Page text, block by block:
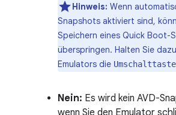
Hinweis: Wenn
Snapshots aktiviert sind,
Speichern eines Quick Boot-
überspringen. Halten Sie
Emulators die Umschalttaste
Nein: Es wird kein AVD-
wenn Sie den Emulator